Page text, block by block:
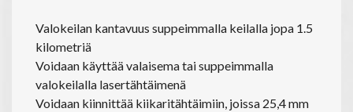
Valokeilan kantavuus suppeimmalla keilalla jopa 1.5
kilometriä
Voidaan käyttää valaisema tai suppeimmalla
valokeilalla lasertähtäimenä
Voidaan kiinnittää kiikaritähtäimiin, joissa 25,4 mm